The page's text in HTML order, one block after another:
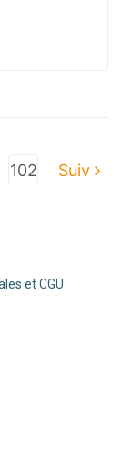
102 Suiv
et CGU